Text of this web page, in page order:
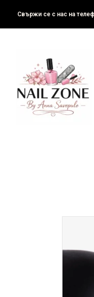
Свържи се с нас на